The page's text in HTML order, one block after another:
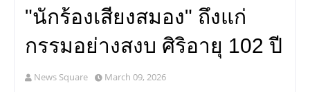
"นักร้องเสียงสมอง" ถึงแก่
กรรมอย่างสงบ ศิริอายุ 102 ปี
News Square March 09, 2026